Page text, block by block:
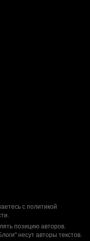
с политикой
.
позицию авторов.
несут авторы текстов.